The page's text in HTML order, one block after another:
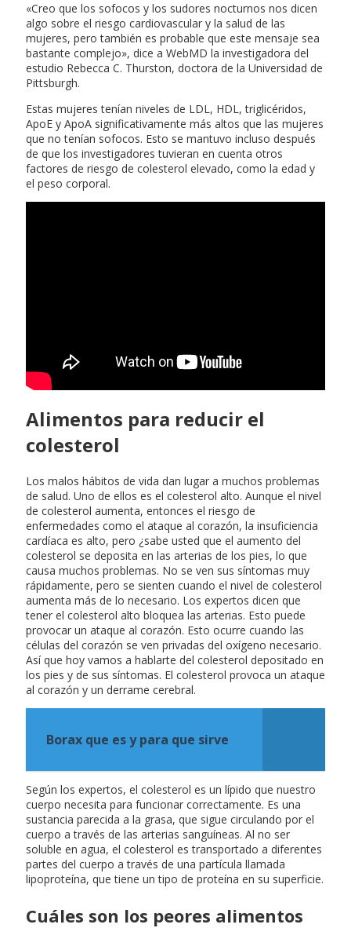
«Creo que los sofocos y los sudores nocturnos nos dicen
algo sobre el riesgo cardiovascular y la salud de las
mujeres, pero también es probable que este mensaje sea
bastante complejo», dice a WebMD la investigadora del
estudio Rebecca C. Thurston, doctora de la Universidad de
Pittsburgh.
Estas mujeres tenían niveles de LDL, HDL, triglicéridos,
ApoE y ApoA significativamente más altos que las mujeres
que no tenían sofocos. Esto se mantuvo incluso después
de que los investigadores tuvieran en cuenta otros
factores de riesgo de colesterol elevado, como la edad y
el peso corporal.
Alimentos para reducir el
colesterol
Los malos hábitos de vida dan lugar a muchos problemas
de salud. Uno de ellos es el colesterol alto. Aunque el nivel
de colesterol aumenta, entonces el riesgo de
enfermedades como el ataque al corazón, la insuficiencia
cardíaca es alto, pero ¿sabe usted que el aumento del
colesterol se deposita en las arterias de los pies, lo que
causa muchos problemas. No se ven sus síntomas muy
rápidamente, pero se sienten cuando el nivel de colesterol
aumenta más de lo necesario. Los expertos dicen que
tener el colesterol alto bloquea las arterias. Esto puede
provocar un ataque al corazón. Esto ocurre cuando las
células del corazón se ven privadas del oxígeno necesario.
Así que hoy vamos a hablarte del colesterol depositado en
los pies y de sus síntomas. El colesterol provoca un ataque
al corazón y un derrame cerebral.
Borax que es y para que sirve
Según los expertos, el colesterol es un lípido que nuestro
cuerpo necesita para funcionar correctamente. Es una
sustancia parecida a la grasa, que sigue circulando por el
cuerpo a través de las arterias sanguíneas. Al no ser
soluble en agua, el colesterol es transportado a diferentes
partes del cuerpo a través de una partícula llamada
lipoproteína, que tiene un tipo de proteína en su superficie.
Cuáles son los peores alimentos